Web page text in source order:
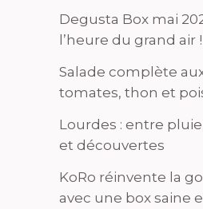
Degusta Box mai
l’heure du grand air !
Salade complète
tomates, thon et
Lourdes : entre
et découvertes
KoRo réinvente la
avec une box saine